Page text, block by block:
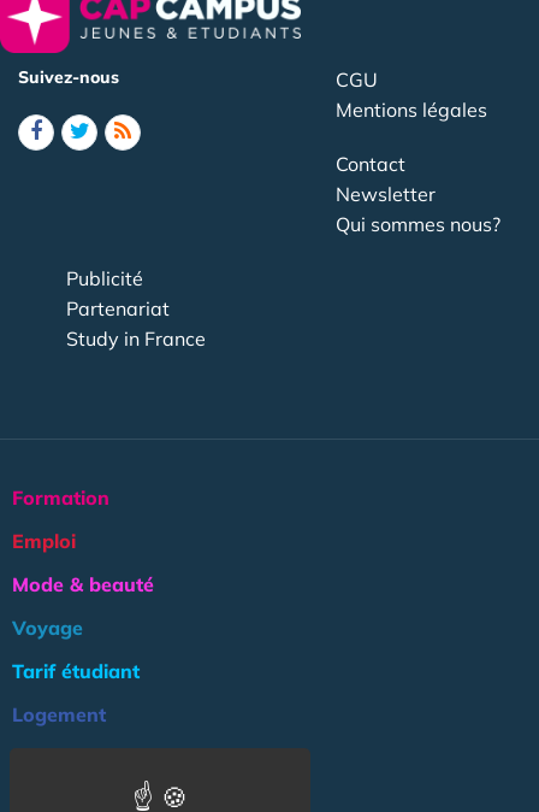
Suivez-nous
CGU
Mentions légales
Contact
Newsletter
Qui sommes nous?
Publicité
Partenariat
Study in France
Formation
Emploi
Mode & beauté
Voyage
Tarif étudiant
Logement